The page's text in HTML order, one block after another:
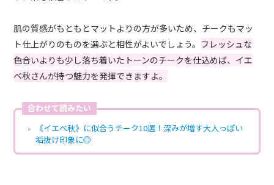
肌の質感がもともとマットよりの方が多いため、チークもマッ
ト仕上がりのものを選ぶと相性がよいでしょう。 フレッシュな
色合いよりも少し落ち着いたトーンのチークを仕込めば、イエ
ベ秋さんが持つ魅力を発揮できますよ。
合わせて読みたい
《イエベ秋》に似合うチーク10選！深みが増す大人っぽい
垢抜け印象に◎